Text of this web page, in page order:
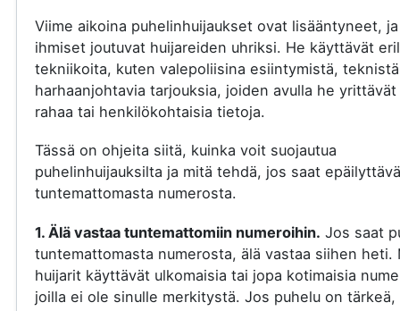
Viime aikoina puhelinhuijaukset ovat lisääntyneet,
ihmiset joutuvat huijareiden uhriksi. He käyttävät
tekniikoita, kuten valepoliisina esiintymistä,
harhaanjohtavia tarjouksia, joiden avulla he yrittävät
rahaa tai henkilökohtaisia tietoja.
Tässä on ohjeita siitä, kuinka voit suojautua
puhelinhuijauksilta ja mitä tehdä, jos saat
tuntemattomasta numerosta.
1. Älä vastaa tuntemattomiin numeroihin. Jos saat
tuntemattomasta numerosta, älä vastaa siihen heti.
huijarit käyttävät ulkomaisia tai jopa kotimaisia
joilla ei ole sinulle merkitystä. Jos puhelu on